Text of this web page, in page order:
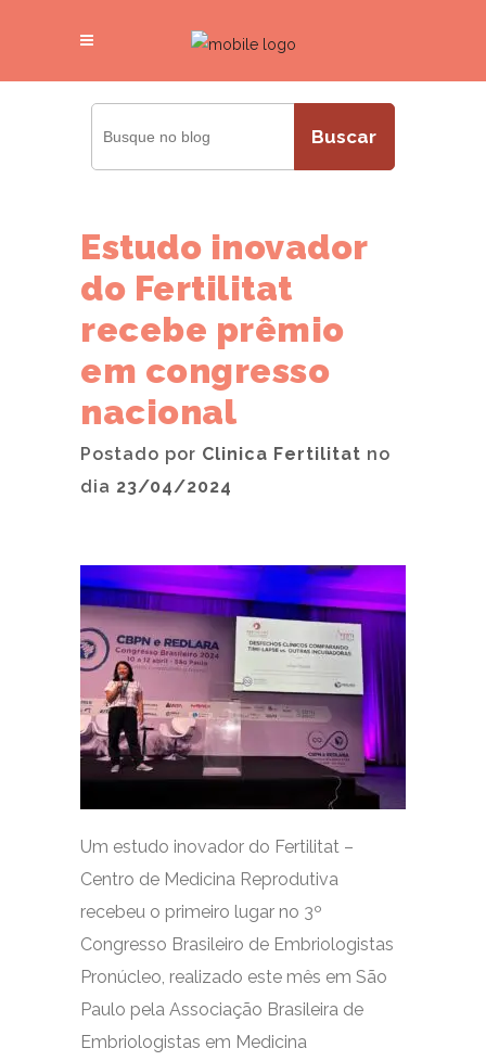
Buscar
Estudo inovador
do Fertilitat
recebe prêmio
em congresso
nacional
Postado por Clinica Fertilitat no
dia 23/04/2024
Um estudo inovador do Fertilitat –
Centro de Medicina Reprodutiva
recebeu o primeiro lugar no 3º
Congresso Brasileiro de Embriologistas
Pronúcleo, realizado este mês em São
Paulo pela Associação Brasileira de
Embriologistas em Medicina